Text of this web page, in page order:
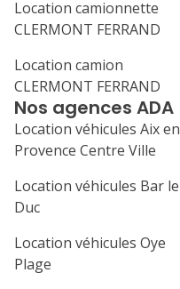
lu ma
7 8
14 15
21 22
Nos agences ADA
Location véhicules Aix en
Provence Centre Ville
Location véhicules Bar le
Duc
Location véhicules Oye
Plage
Location camionnette
CLERMONT FERRAND
Location camion
CLERMONT FERRAND